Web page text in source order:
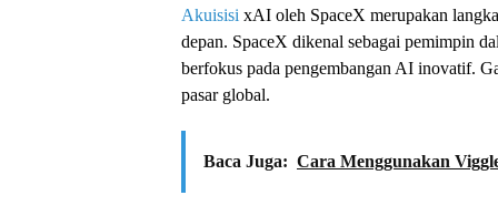
Akuisisi xAI oleh SpaceX merupakan
depan. SpaceX dikenal sebagai pemimpin
berfokus pada pengembangan AI inovatif.
pasar global.
Baca Juga: Cara Menggunakan